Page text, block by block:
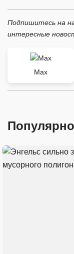
Подпишитесь на
интересные
Max